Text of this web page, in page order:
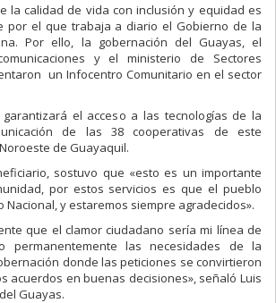
la calidad de vida con inclusión y equidad es
por el que trabaja a diario el Gobierno de la
Por ello, la gobernación del Guayas, el
y el ministerio de Sectores
un Infocentro Comunitario en el sector
el acceso a las tecnologías de la
de las 38 cooperativas de este
de Guayaquil.
sostuvo que «esto es un importante
por estos servicios es que el pueblo
y estaremos siempre agradecidos».
que el clamor ciudadano sería mi línea de
permanentemente las necesidades de la
donde las peticiones se convirtieron
acuerdos en buenas decisiones», señaló Luis
Guayas.